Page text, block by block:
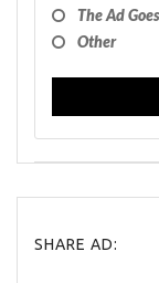
The Ad
Other
SHARE AD: